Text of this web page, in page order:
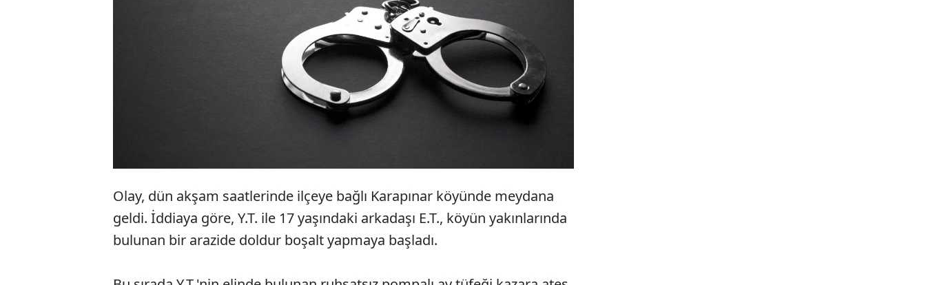
Kırıkkale'nin Balışeyh ilçesinde, Y.T., doldur boşalt yaptığı
sırada ruhsatsız pompalı av tüfeğinin kazara ateş alması
sonucu yanında bulunan arkadaşın öldürdü. 16 yaşındaki
çocuk tutuklandı.
Olay, dün akşam saatlerinde ilçeye bağlı Karapınar köyünde meydana
geldi. İddiaya göre, Y.T. ile 17 yaşındaki arkadaşı E.T., köyün yakınlarında
bulunan bir arazide doldur boşalt yapmaya başladı.